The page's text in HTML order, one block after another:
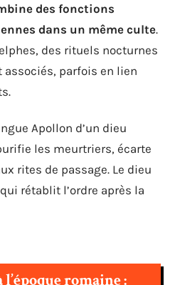
des fonctions
dans un même culte.
des rituels nocturnes
parfois en lien
Apollon d’un dieu
les meurtriers, écarte
rites de passage. Le dieu
rétablit l’ordre après la
romaine :